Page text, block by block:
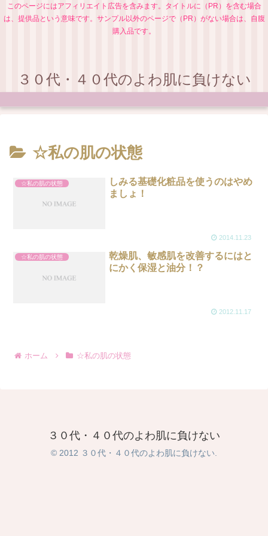
このページにはアフィリエイト広告を含みます。タイトルに（PR）を含む場合
は、提供品という意味です。サンプル以外のページで（PR）がない場合は、自腹
購入品です。
３０代・４０代のよわ肌に負けない
☆私の肌の状態
☆私の肌の状態
しみる基礎化粧品を使うのはやめ
ましょ！
2014.11.23
☆私の肌の状態
乾燥肌、敏感肌を改善するにはと
にかく保湿と油分！？
2012.11.17
ホーム ☆私の肌の状態
３０代・４０代のよわ肌に負けない
© 2012 ３０代・４０代のよわ肌に負けない.